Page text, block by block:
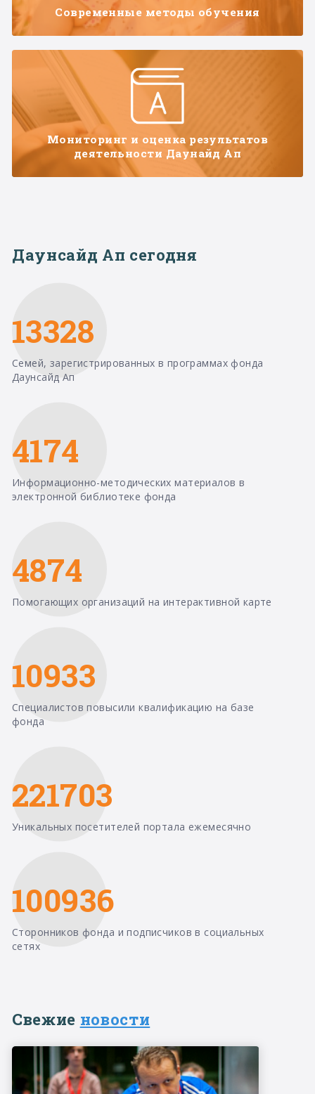
Современные методы обучения
Мониторинг и оценка результатов
деятельности Даунайд Ап
Даунсайд Ап сегодня
13328
Семей, зарегистрированных в программах фонда
Даунсайд Ап
4174
Информационно-методических материалов в
электронной библиотеке фонда
4874
Помогающих организаций на интерактивной карте
10933
Специалистов повысили квалификацию на базе
фонда
221703
Уникальных посетителей портала ежемесячно
100936
Сторонников фонда и подписчиков в социальных
сетях
Свежие новости